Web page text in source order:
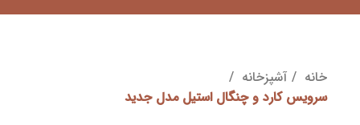
خانه
آشپزخانه
سرویس کارد و چنگال استیل مدل جدید